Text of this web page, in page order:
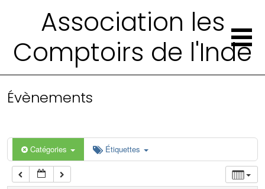
Association les
Comptoirs de l'Inde
Évènements
Catégories Étiquettes
3 h 00 min
6 h 00 min